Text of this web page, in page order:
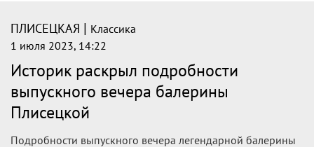
ПЛИСЕЦКАЯ | Классика
1 июля 2023, 14:22
Историк раскрыл подробности
выпускного вечера балерины
Плисецкой
Подробности выпускного вечера легендарной балерины